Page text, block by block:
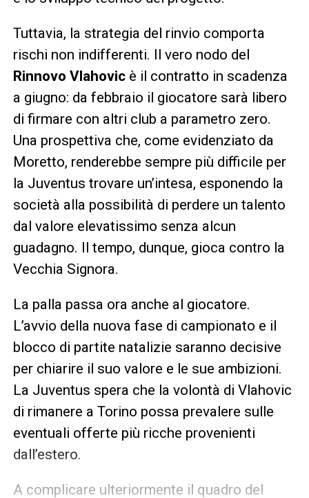
Tuttavia, la strategia del rinvio comporta
rischi non indifferenti. Il vero nodo del
Rinnovo Vlahovicè il contratto in scadenza
a giugno: da febbraio il giocatore sarà libero
di firmare con altri club a parametro zero.
Una prospettiva che, come evidenziato da
Moretto, renderebbe sempre più difficile per
la Juventus trovare un’intesa, esponendo la
società alla possibilità di perdere un talento
dal valore elevatissimo senza alcun
guadagno. Il tempo, dunque, gioca contro la
Vecchia Signora.
La palla passa ora anche al giocatore.
L’avvio della nuova fase di campionato e il
blocco di partite natalizie saranno decisive
per chiarire il suo valore e le sue ambizioni.
La Juventus spera che la volontà di Vlahovic
di rimanere a Torino possa prevalere sulle
eventuali offerte più ricche provenienti
dall’estero.
A complicare ulteriormente il quadro del